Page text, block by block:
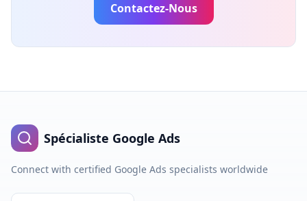
Contactez-Nous
Spécialiste Google Ads
Connect with certified Google Ads specialists worldwide